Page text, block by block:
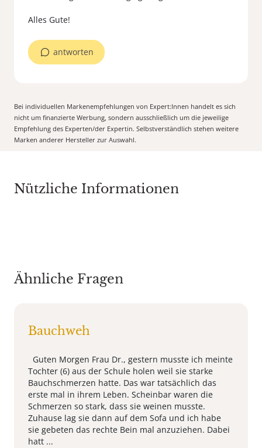
antworten
Bei individuellen Markenempfehlungen von Expert:Innen handelt es sich
nicht um finanzierte Werbung, sondern ausschließlich um die jeweilige
Empfehlung des Experten/der Expertin. Selbstverständlich stehen weitere
Marken anderer Hersteller zur Auswahl.
Nützliche Informationen
Ähnliche Fragen
Bauchweh
Guten Morgen Frau Dr., gestern musste ich meinte
Tochter (6) aus der Schule holen weil sie starke
Bauchschmerzen hatte. Das war tatsächlich das
erste mal in ihrem Leben. Scheinbar waren die
Schmerzen so stark, dass sie weinen musste.
Zuhause lag sie dann auf dem Sofa und ich habe
sie gebeten das rechte Bein mal anzuziehen. Dabei
hatt ...